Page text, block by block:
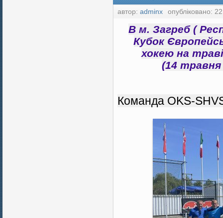
автор: adminx опубліковано:
В м. Загреб (
Кубок
хокею на
(14
Команда OKS-